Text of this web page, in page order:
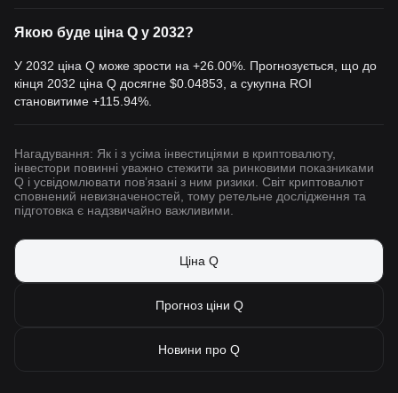
Якою буде ціна Q у 2032?
У 2032 ціна Q може зрости на +26.00%. Прогнозується, що до
кінця 2032 ціна Q досягне $0.04853 , а сукупна ROI
становитиме +115.94%.
Нагадування: Як і з усіма інвестиціями в криптовалюту,
інвестори повинні уважно стежити за ринковими показниками
Q і усвідомлювати повʼязані з ним ризики. Світ криптовалют
сповнений невизначеностей, тому ретельне дослідження та
підготовка є надзвичайно важливими.
Ціна Q
Прогноз ціни Q
Новини про Q